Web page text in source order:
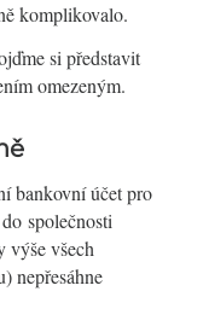
komplikovalo.
si představit
omezeným.
bankovní účet pro
společnosti
výše všech
nepřesáhne